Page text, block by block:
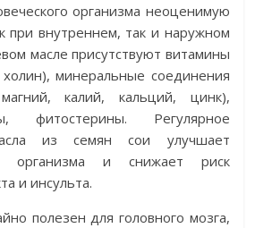
организма неоценимую
при внутреннем, так и наружном
масле присутствуют витамины
минеральные соединения
калий, кальций, цинк),
фитостерины. Регулярное
из семян сои улучшает
организма и снижает риск
и инсульта.
полезен для головного мозга,